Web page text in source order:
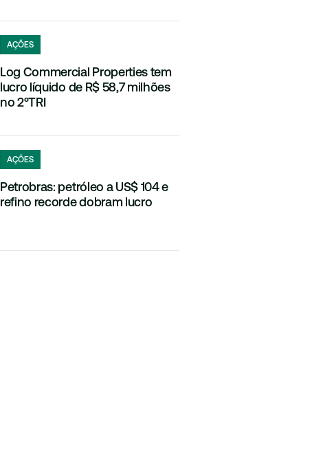
AÇÕES
Log Commercial Properties tem
lucro líquido de R$ 58,7 milhões
no 2ºTRI
AÇÕES
Petrobras: petróleo a US$ 104 e
refino recorde dobram lucro